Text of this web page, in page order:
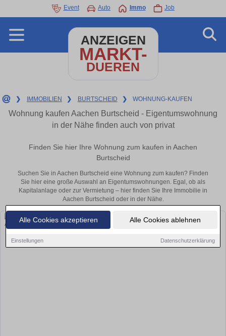
Alle Cookies akzeptieren Alle Cookies ablehnen
Einstellungen Datenschutzerklärung
Event Auto Immo Job
ANZEIGEN
MARKT-
DUEREN
❯ IMMOBILIEN ❯ BURTSCHEID ❯ WOHNUNG-KAUFEN
Wohnung kaufen Aachen Burtscheid - Eigentumswohnung
in der Nähe finden auch von privat
Finden Sie hier Ihre Wohnung zum kaufen in Aachen
Burtscheid
Suchen Sie in Aachen Burtscheid eine Wohnung zum kaufen? Finden
Sie hier eine große Auswahl an Eigentumswohnungen. Egal, ob als
Kapitalanlage oder zur Vermietung – hier finden Sie Ihre Immobilie in
Aachen Burtscheid oder in der Nähe.